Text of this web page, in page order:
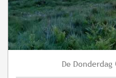
De Donderdag